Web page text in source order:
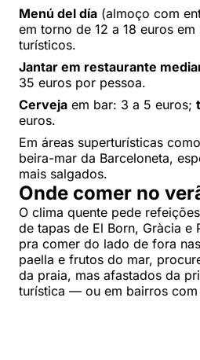
Menú del día (almoço com
em torno de 12 a 18 euros
turísticos.
Jantar em restaurante
35 euros por pessoa.
Cerveja em bar: 3 a 5 euros;
euros.
Em áreas superturísticas
beira-mar da Barceloneta,
mais salgados.
Onde comer no
O clima quente pede
de tapas de El Born, Gràcia e
pra comer do lado de fora
paella e frutos do mar,
da praia, mas afastados da
turística — ou em bairros com